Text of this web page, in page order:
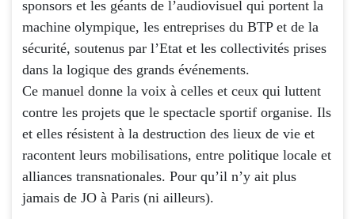
sponsors et les géants de l’audiovisuel qui portent la
machine olympique, les entreprises du BTP et de la
sécurité, soutenus par l’Etat et les collectivités prises
dans la logique des grands événements.
Ce manuel donne la voix à celles et ceux qui luttent
contre les projets que le spectacle sportif organise. Ils
et elles résistent à la destruction des lieux de vie et
racontent leurs mobilisations, entre politique locale et
alliances transnationales. Pour qu’il n’y ait plus
jamais de JO à Paris (ni ailleurs).